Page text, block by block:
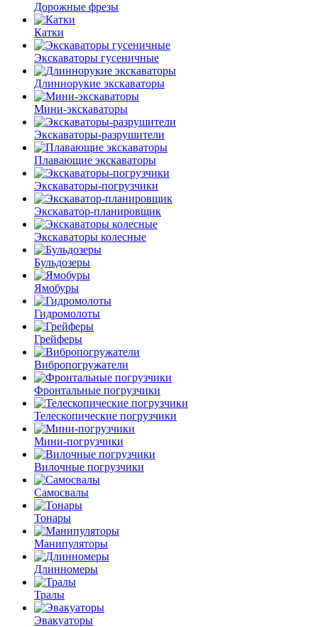
Дорожные фрезы
Катки
Экскаваторы гусеничные
Длиннорукие экскаваторы
Мини-экскаваторы
Экскаваторы-разрушители
Плавающие экскаваторы
Экскаваторы-погрузчики
Экскаватор-планировщик
Экскаваторы колесные
Бульдозеры
Ямобуры
Гидромолоты
Грейферы
Вибро­погружатели
Фронтальные погрузчики
Телескопические погрузчики
Мини-погрузчики
Вилочные погрузчики
Самосвалы
Тонары
Манипуляторы
Длинномеры
Тралы
Эвакуаторы